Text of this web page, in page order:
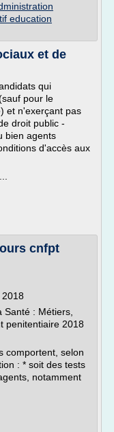
education
et de
qui
pour le
et n'exerçant pas
droit public -
bien agents
d'accès aux
cnfpt
Santé : Métiers,
penitentiaire 2018
comportent, selon
: * soit des tests
notamment